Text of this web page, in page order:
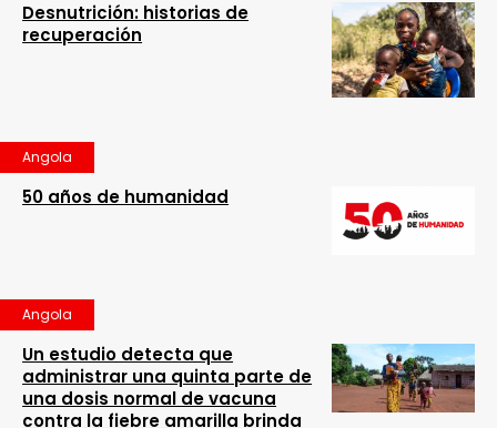
Desnutrición: historias de
recuperación
Angola
50 años de humanidad
Angola
Un estudio detecta que
administrar una quinta parte de
una dosis normal de vacuna
contra la fiebre amarilla brinda